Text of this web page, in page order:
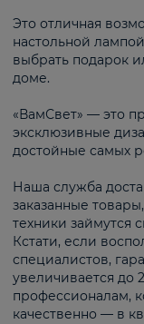
Это отличная
настольной
выбрать подарок
доме.
«ВамСвет» — это
эксклюзивные
достойные самых
Наша служба
заказанные
техники займутся
Кстати, если
специалистов,
увеличивается до
профессионалам,
качественно — в